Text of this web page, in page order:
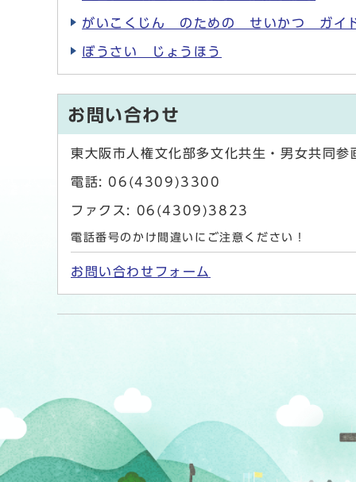
がいこくじん のための せいかつ ガイ
ぼうさい じょうほう
お問い合わせ
東大阪市人権文化部多文化共生・男女共同参
電話: 06(4309)3300
ファクス: 06(4309)3823
電話番号のかけ間違いにご注意ください！
お問い合わせフォーム